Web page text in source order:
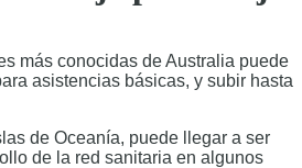
más conocidas de Australia puede
asistencias básicas, y subir hasta
de Oceanía, puede llegar a ser
de la red sanitaria en algunos